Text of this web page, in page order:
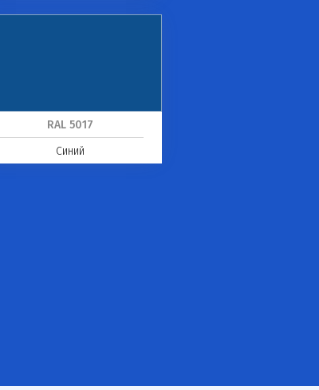
RAL 5017
Синий